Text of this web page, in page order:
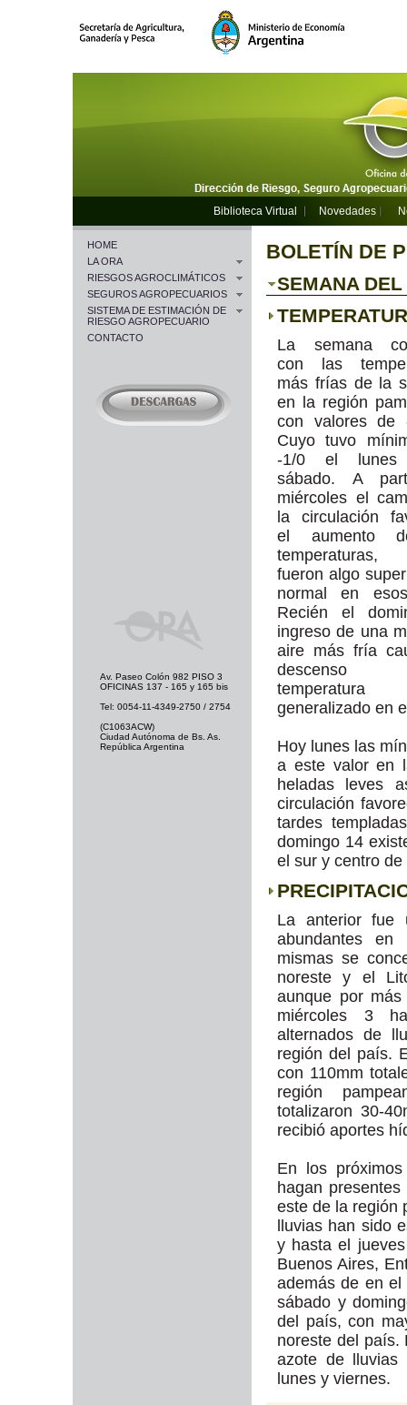
Biblioteca Virtual Novedades
HOME
LA ORA
RIESGOS AGROCLIMÁTICOS
SEGUROS AGROPECUARIOS
SISTEMA DE ESTIMACIÓN DE
RIESGO AGROPECUARIO
CONTACTO
BOLETÍN DE
SEMANA
La semana
con las
más frías de la
en la región
con valores de
Cuyo tuvo
-1/0 el
sábado. A
miércoles el
la circulación
el aumento
fueron algo
normal en
Recién el
ingreso de una
aire más fría
temperatura
generalizado en
Hoy lunes las
a este valor en
heladas leves
circulación
tardes
domingo 14
el sur y centro
La anterior fue
abundantes
mismas se
noreste y el
aunque por
miércoles 3
alternados de
región del país.
con 110mm
región
totalizaron 30-
recibió aportes
En los
hagan
este de la región
lluvias han sido
y hasta el
Buenos Aires,
además de en
sábado y
del país, con
noreste del país.
azote de lluvias
lunes y viernes.
Av. Paseo Colón 982 PISO 3
OFICINAS 137 - 165 y 165 bis
Tel: 0054-11-4349-2750 / 2754
(C1063ACW)
Ciudad Autónoma de Bs. As.
República Argentina